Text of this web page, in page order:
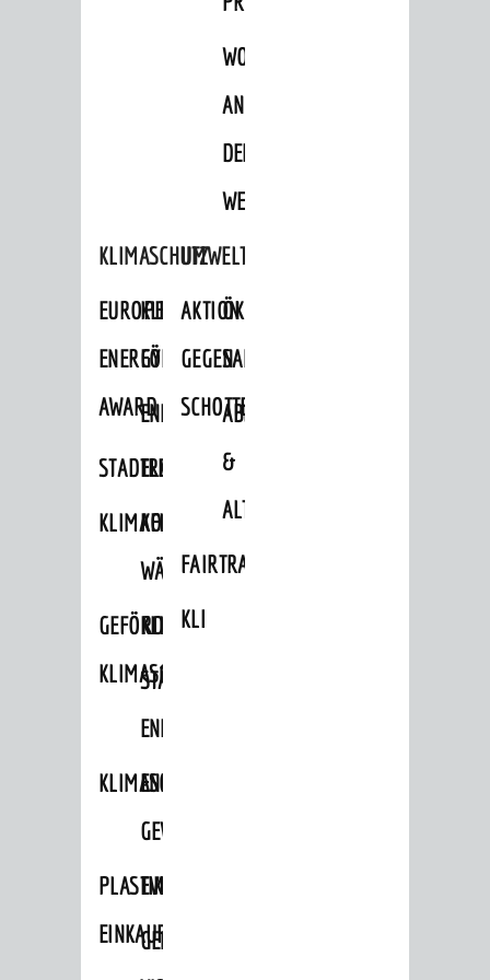
WOHNBEBAUUNG
AN
DER
WEINBERGSTRASSE
KLIMASCHUTZ
EUROPEAN
ENERGY
AWARD
KLIMASCHUTZ-
FÖRDERPROGRAMME
ENERGIEBERATUNG
STADTRADELN
ELEKTROMOBILITÄTSBERATUNG
KLIMAFITKOMMUNALE
WÄRMEPLANUNG
GEFÖRDERTE
KLIMASCHUTZMASSNAHMEN
KLIMASCHUTZKONZEPT
STÄDTISCHES
ENERGIEMANAGEMENT
KLIMASCHUTZKOMMISSION
ENERGIEKARAWANE
GEWERBE
PLASTIKTÜTENFREIE
EINKAUFSSTADT
EVENTS
GEMEINSAME
UMWELTSCHUTZ
AKTION
GEGEN
SCHOTTERGÄRTEN
ÖKOLOGISCHE
SANIERUNG/WAIDSEE
ABFALL
&
ALTLASTEN
FAIRTRADE
KLEIDERTAUSCHBÖRSE